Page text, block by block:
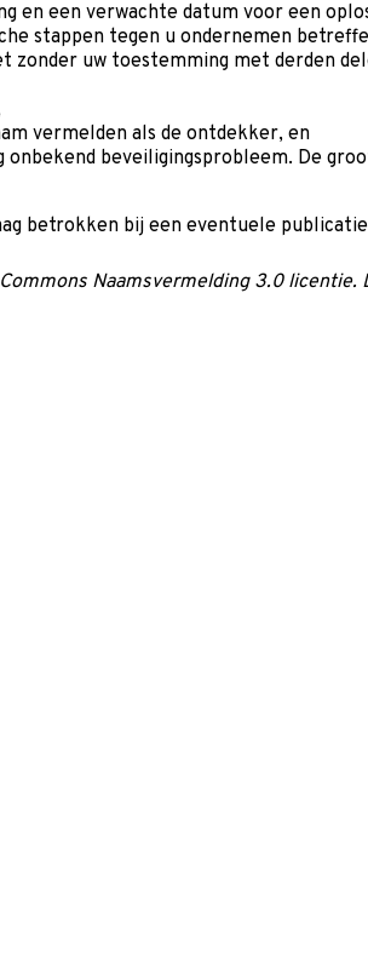
en een verwachte datum voor een
stappen tegen u ondernemen
zonder uw toestemming met derden
vermelden als de ontdekker, en
beveiligingsprobleem. De
betrokken bij een eventuele
Naamsvermelding 3.0 licentie.